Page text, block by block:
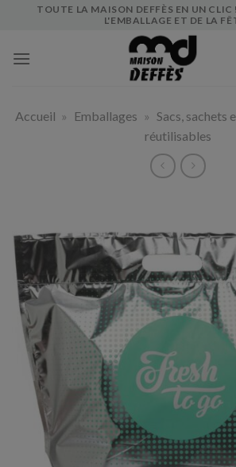
TOUTE LA MAISON DEFFÈS EN UN CLIC
L'EMBALLAGE ET DE LA
Accueil » Emballages » Sacs, sachets
réutilisables